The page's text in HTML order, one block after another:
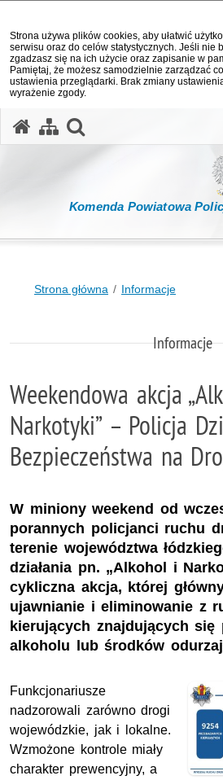
Strona używa plików cookies, aby ułatwić
serwisu oraz do celów statystycznych. Jeśli nie
zgadzasz się na ich użycie oraz zapisanie w
Pamiętaj, że możesz samodzielnie zarządzać
ustawienia przeglądarki. Brak zmiany
wyrażenie zgody.
Komenda Powiatowa
Strona główna Informacje
Informacje
Weekendowa akcja
Narkotyki” – Policja
Bezpieczeństwa na
W miniony weekend od
porannych policjanci ruchu
terenie województwa
działania pn. „Alkohol i
cykliczna akcja, której
ujawnianie i eliminowanie z
kierujących znajdujących się
alkoholu lub środków
Funkcjonariusze
nadzorowali zarówno drogi
wojewódzkie, jak i lokalne.
Wzmożone kontrole miały
charakter prewencyjny, a